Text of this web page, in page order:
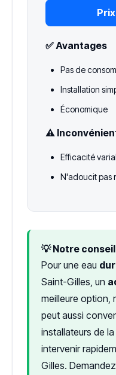
✅ Avantages
Pas de
Installation
Économique
⚠️
Efficacité
N'adoucit pas
💡 Notre conseil
Pour une eau dur
Saint-Gilles, un
meilleure option,
peut aussi
installateurs de
intervenir
Gilles.